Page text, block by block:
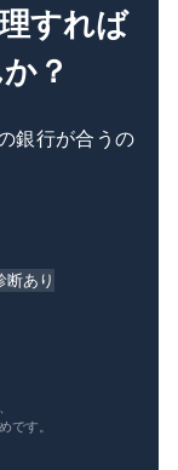
すれば
？
銀行が合うの
断あり
です。